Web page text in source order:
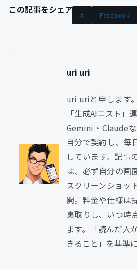
この記事をシェア X Facebook
uri uri
uri uriと申します
「生成AIニスト」
Gemini・Claude
自分で契約し、毎
しています。記事
は、必ず自分の画
スクリーンショッ
開。料金や仕様は
裏取りし、いつ時
ます。「読んだ人
きること」を基準